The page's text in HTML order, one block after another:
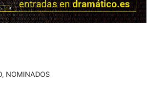
, NOMINADOS